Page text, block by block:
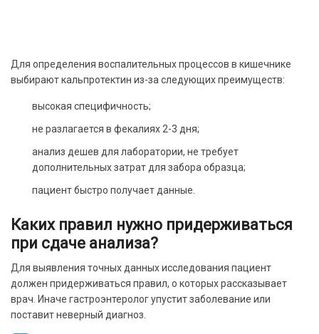
Для определения воспалительных процессов в кишечнике
выбирают кальпротектин из-за следующих преимуществ:
высокая специфичность;
не разлагается в фекалиях 2-3 дня;
анализ дешев для лаборатории, не требует
дополнительных затрат для забора образца;
пациент быстро получает данные.
Каких правил нужно придерживаться
при сдаче анализа?
Для выявления точных данных исследования пациент
должен придерживаться правил, о которых рассказывает
врач. Иначе гастроэнтеролог упустит заболевание или
поставит неверный диагноз.